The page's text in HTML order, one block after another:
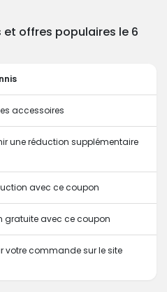
et offres populaires le 6
accessoires
une réduction supplémentaire
avec ce coupon
gratuite avec ce coupon
votre commande sur le site